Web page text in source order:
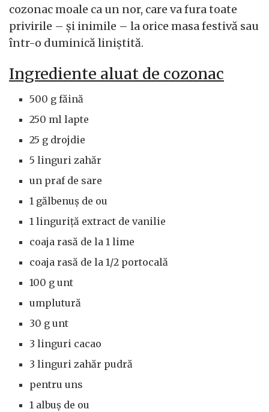
cozonac moale ca un nor, care va fura toate
privirile – și inimile – la orice masa festivă sau
într-o duminică liniștită.
Ingrediente aluat de cozonac
500 g făină
250 ml lapte
25 g drojdie
5 linguri zahăr
un praf de sare
1 gălbenuș de ou
1 linguriță extract de vanilie
coaja rasă de la 1 lime
coaja rasă de la 1/2 portocală
100 g unt
umplutură
30 g unt
3 linguri cacao
3 linguri zahăr pudră
pentru uns
1 albuș de ou